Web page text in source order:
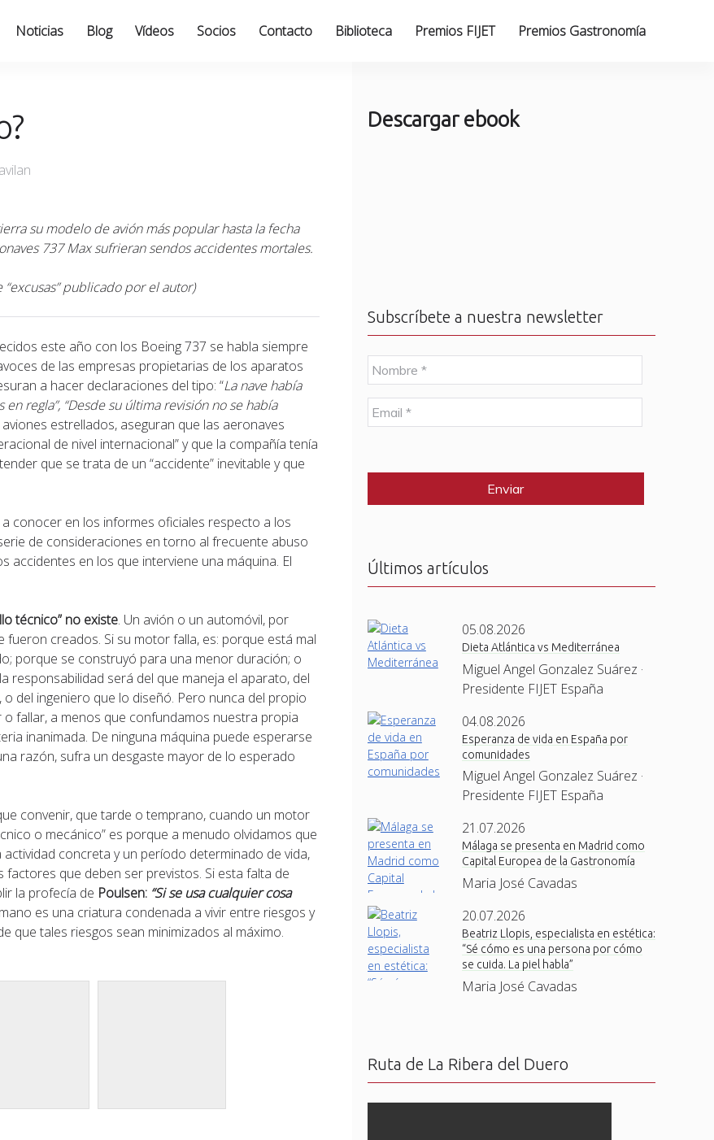
Noticias Blog Vídeos Socios Contacto Biblioteca Premios FIJET Premios Gastronomía
su modelo de avión más popular hasta la fecha
737 Max sufrieran sendos accidentes mortales.
publicado por el autor)
este año con los Boeing 737 se habla siempre
de las empresas propietarias de los aparatos
a hacer declaraciones del tipo: “La nave había
regla”, “Desde su última revisión no se había
estrellados, aseguran que las aeronaves
de nivel internacional” y que la compañía tenía
que se trata de un “accidente” inevitable y que
conocer en los informes oficiales respecto a los
de consideraciones en torno al frecuente abuso
accidentes en los que interviene una máquina. El
técnico” no existe. Un avión o un automóvil, por
creados. Si su motor falla, es: porque está mal
porque se construyó para una menor duración; o
responsabilidad será del que maneja el aparato, del
del ingeniero que lo diseñó. Pero nunca del propio
fallar, a menos que confundamos nuestra propia
inanimada. De ninguna máquina puede esperarse
razón, sufra un desgaste mayor de lo esperado
convenir, que tarde o temprano, cuando un motor
o mecánico” es porque a menudo olvidamos que
concreta y un período determinado de vida,
que deben ser previstos. Si esta falta de
la profecía de Poulsen: “Si se usa cualquier cosa
es una criatura condenada a vivir entre riesgos y
que tales riesgos sean minimizados al máximo.
Descargar ebook
Subscríbete a nuestra newsletter
N
o
m
b
r
E
m
l
Últimos artículos
05.08.2026
Dieta Atlántica vs Mediterránea
Miguel Angel Gonzalez Suárez ·
Presidente FIJET España
04.08.2026
Esperanza de vida en España por
comunidades
Miguel Angel Gonzalez Suárez ·
Presidente FIJET España
21.07.2026
Málaga se presenta en Madrid como
Capital Europea de la Gastronomía
Maria José Cavadas
20.07.2026
Beatriz Llopis, especialista en estética:
“Sé cómo es una persona por cómo
se cuida. La piel habla”
Maria José Cavadas
Ruta de La Ribera del Duero